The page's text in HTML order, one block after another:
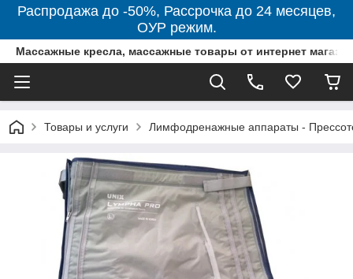
Распродажа до -50%, Рассрочка до 24 месяцев,
ОУР режим.
Массажные кресла, массажные товары от интернет
Товары и услуги Лимфодренажные аппараты -